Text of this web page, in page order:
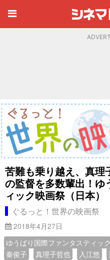
苦難も乗り越え、真理
の監督を多数輩出！ゆ
ィック映画祭（日本）
ぐるっと！世界の映画祭
2018年4月27日
ゆうばり国際ファンタスティッ
秦俊子
真理子哲也 入江悠